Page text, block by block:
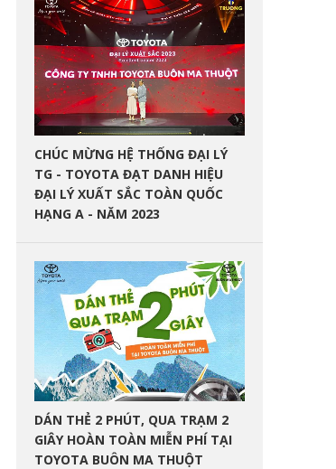
CHÚC MỪNG HỆ THỐNG ĐẠI LÝ
TG - TOYOTA ĐẠT DANH HIỆU
ĐẠI LÝ XUẤT SẮC TOÀN QUỐC
HẠNG A - NĂM 2023
DÁN THẺ 2 PHÚT, QUA TRẠM 2
GIÂY HOÀN TOÀN MIỄN PHÍ TẠI
TOYOTA BUÔN MA THUỘT